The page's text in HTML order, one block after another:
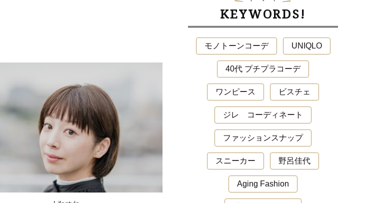
KEYWORDS!
モノトーンコーデ UNIQLO
40代 プチプラコーデ
ワンピース ビスチェ
ジレ コーディネート
ファッションスナップ
スニーカー 野呂佳代
Aging Fashion